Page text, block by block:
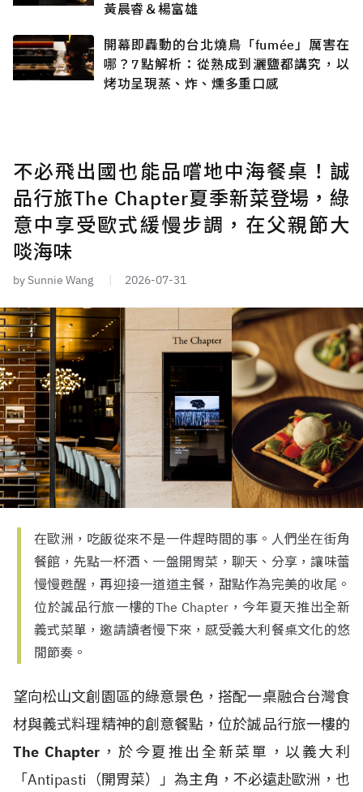
黃晨睿＆楊富雄
開幕即轟動的台北燒鳥「fumée」厲害在
哪？7點解析：從熟成到灑鹽都講究，以
烤功呈現蒸、炸、燻多重口感
不必飛出國也能品嚐地中海餐桌！誠
品行旅The Chapter夏季新菜登場，綠
意中享受歐式緩慢步調，在父親節大
啖海味
by Sunnie Wang 2026-07-31
在歐洲，吃飯從來不是一件趕時間的事。人們坐在街角
餐館，先點一杯酒、一盤開胃菜，聊天、分享，讓味蕾
慢慢甦醒，再迎接一道道主餐，甜點作為完美的收尾。
位於誠品行旅一樓的The Chapter，今年夏天推出全新
義式菜單，邀請讀者慢下來，感受義大利餐桌文化的悠
閒節奏。
望向松山文創園區的綠意景色，搭配一桌融合台灣食
材與義式料理精神的創意餐點，位於誠品行旅一樓的
The Chapter，於今夏推出全新菜單，以義大利
「Antipasti（開胃菜）」為主角，不必遠赴歐洲，也